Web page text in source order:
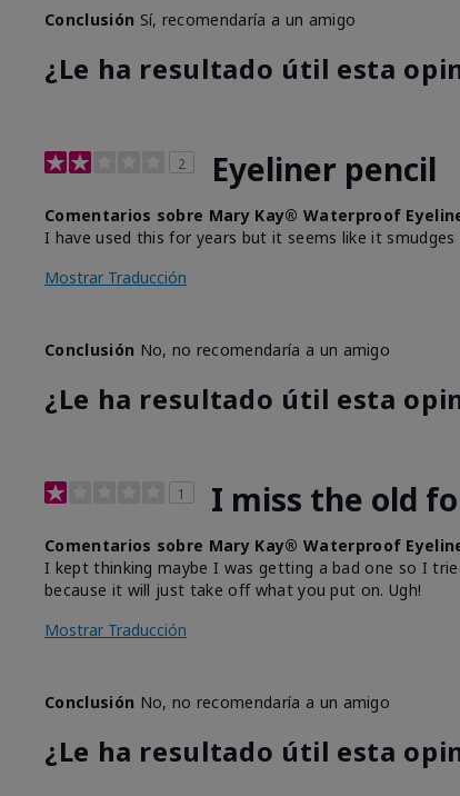
Conclusión Sí, recomendaría a un amigo
¿Le ha resultado útil esta
2 Eyeliner pencil
Comentarios sobre Mary Kay® Waterproof
I have used this for years but it seems like it
Mostrar Traducción
Conclusión No, no recomendaría a un amigo
¿Le ha resultado útil esta
1 I miss the old
Comentarios sobre Mary Kay® Waterproof
I kept thinking maybe I was getting a bad one so I
because it will just take off what you put on. Ugh!
Mostrar Traducción
Conclusión No, no recomendaría a un amigo
¿Le ha resultado útil esta